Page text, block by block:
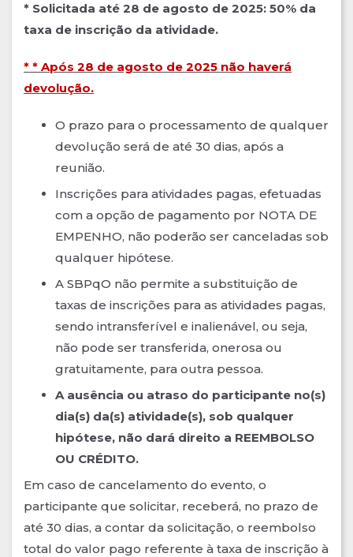
* Solicitada até 28 de agosto de 2025: 50% da
taxa de inscrição da atividade.
* * Após 28 de agosto de 2025 não haverá
devolução.
O prazo para o processamento de qualquer
devolução será de até 30 dias, após a
reunião.
Inscrições para atividades pagas, efetuadas
com a opção de pagamento por NOTA DE
EMPENHO, não poderão ser canceladas sob
qualquer hipótese.
A SBPqO não permite a substituição de
taxas de inscrições para as atividades pagas,
sendo intransferível e inalienável, ou seja,
não pode ser transferida, onerosa ou
gratuitamente, para outra pessoa.
A ausência ou atraso do participante no(s)
dia(s) da(s) atividade(s), sob qualquer
hipótese, não dará direito a REEMBOLSO
OU CRÉDITO.
Em caso de cancelamento do evento, o
participante que solicitar, receberá, no prazo de
até 30 dias, a contar da solicitação, o reembolso
total do valor pago referente à taxa de inscrição à